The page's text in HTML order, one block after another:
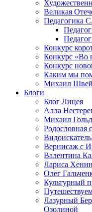
Великая
Педагогика
Конкурс
Конкурс «Во
Конкурс
Каким мы
Михаил
Блоги
Блог Лицея
Алла
Михаил
Вернисаж с
Валентина
Лариса
Олег
Культурный
Лазурный
Озолиной